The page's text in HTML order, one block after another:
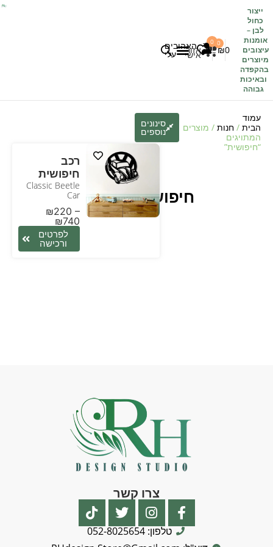
ייצור
כחול
לבן –
אומנות
עיצובים
מיוצרים
בהקפדה
ובאיכות
גבוהה
₪0
0 האהובים
עלי
0
אזור
אישי
עמוד
הבית / חנות / מוצרים
המתויגים
“חיפושית”
חיפושית
סינונים
נוספים
רכב
חיפושית
Classic Beetle
Car
₪220 –
₪740
לפרטים
ורכישה
צרו קשר
טלפון: 052-8025654